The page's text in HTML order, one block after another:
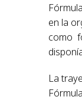
en la
como
La